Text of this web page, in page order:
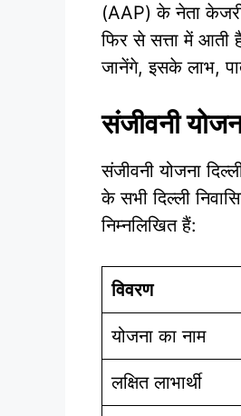
(AAP) के नेता
फिर से सत्ता में आती
जानेंगे, इसके लाभ,
संजीवनी
संजीवनी योजना
के सभी दिल्ली
निम्नलिखित हैं:
विवरण
योजना का नाम
लक्षित लाभार्थी